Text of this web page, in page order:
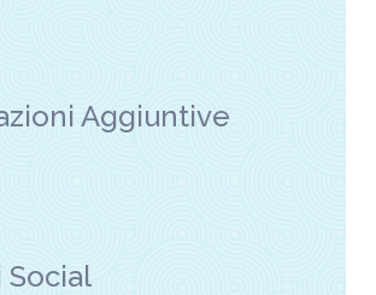
Aggiuntive
Social